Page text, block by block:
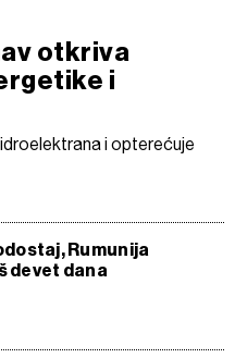
otkriva
i
i opterećuje
Rumunija
devet dana